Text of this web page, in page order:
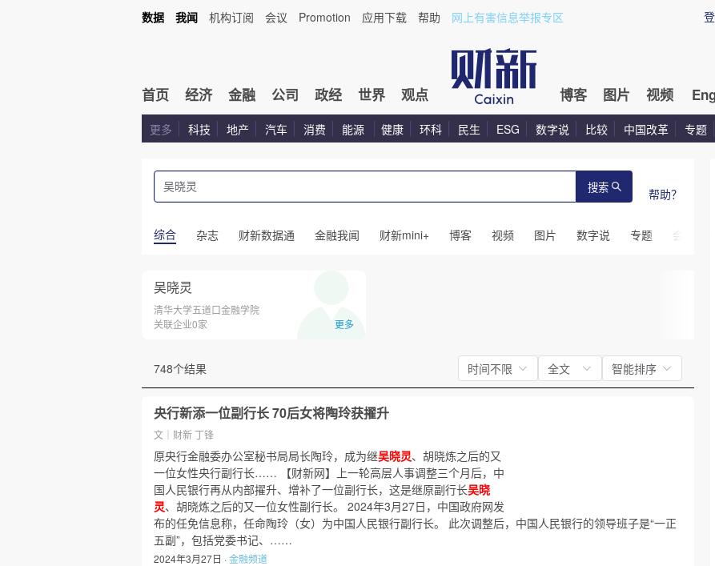
数据 我闻 机构订阅 会议 Promotion 应用下载 帮助 网上有害信息举报专区
首页 经济 金融 公司 政经 世界 观点 博客 图片 视频
更多 科技 地产 汽车 消费 能源 健康 环科 民生 ESG 数字说 比较 中国改革 专题
搜索 帮助？
综合 杂志 财新数据通 金融我闻 财新mini+ 博客 视频 图片 数字说 专题 会议
吴晓灵
清华大学五道口金融学院
关联企业0家
更多
748个结果 时间不限 全文 智能排序
央行新添一位副行长 70后女将陶玲获擢升
文｜财新 丁锋
原央行金融委办公室秘书局局长陶玲，成为继吴晓灵、胡晓炼之后的又
一位女性央行副行长…… 【财新网】上一轮高层人事调整三个月后，中
国人民银行再从内部擢升、增补了一位副行长，这是继原副行长吴晓
灵、胡晓炼之后的又一位女性副行长。 2024年3月27日，中国政府网发
布的任免信息称，任命陶玲（女）为中国人民银行副行长。 此次调整后，中国人民银行的领导班子是“一正
五副”，包括党委书记、……
2024年3月27日 ·金融频道